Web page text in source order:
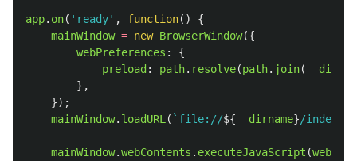
app. on( ' ready' , function()
{
mainWindow = new BrowserWindow({
webPreferences :
{
preload : path. resolve(path. join(
},
});
mainWindow. loadURL ( `file://${ __dirname}/
mainWindow.webContents . executeJavaScript (